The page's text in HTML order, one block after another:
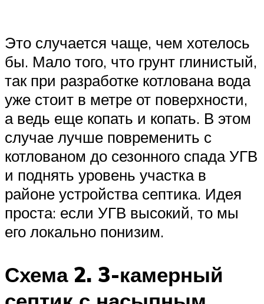
Это случается чаще, чем хотелось
бы. Мало того, что грунт глинистый,
так при разработке котлована вода
уже стоит в метре от поверхности,
а ведь еще копать и копать. В этом
случае лучше повременить с
котлованом до сезонного спада УГВ
и поднять уровень участка в
районе устройства септика. Идея
проста: если УГВ высокий, то мы
его локально понизим.
Схема 2. 3-камерный